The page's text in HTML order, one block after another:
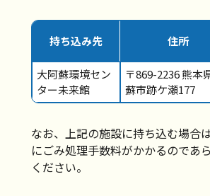
持ち込み先 住所
大阿蘇環境セン
ター未来館
〒869-2236 熊本
蘇市跡ケ瀬177
なお、上記の施設に持ち込む場合
にごみ処理手数料がかかるのであ
ください。